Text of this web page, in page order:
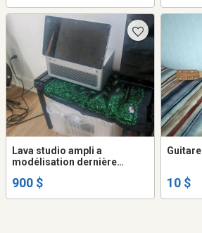
Lava studio ampli a
modélisation dernière
900 $
Guitare
10 $